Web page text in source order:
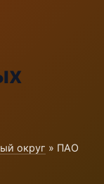
округ » ПАО